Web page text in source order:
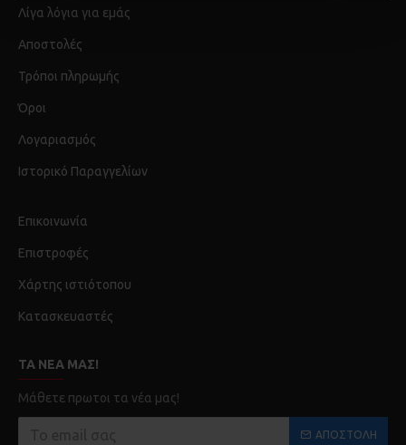
Λίγα λόγια για εμάς
Αποστολές
Τρόποι πληρωμής
Όροι
Λογαριασμός
Ιστορικό Παραγγελίων
Επικοινωνία
Επιστροφές
Χάρτης ιστιότοπου
Κατασκευαστές
ΤΑ ΝΈΑ ΜΑΣ!
Μάθετε πρωτοι τα νέα μας!
ΑΠΟΣΤΟΛΉ